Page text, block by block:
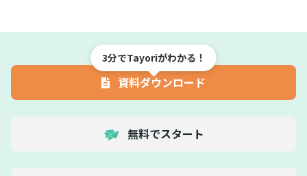
3分でTayoriがわかる！
資料ダウンロード
無料でスタート